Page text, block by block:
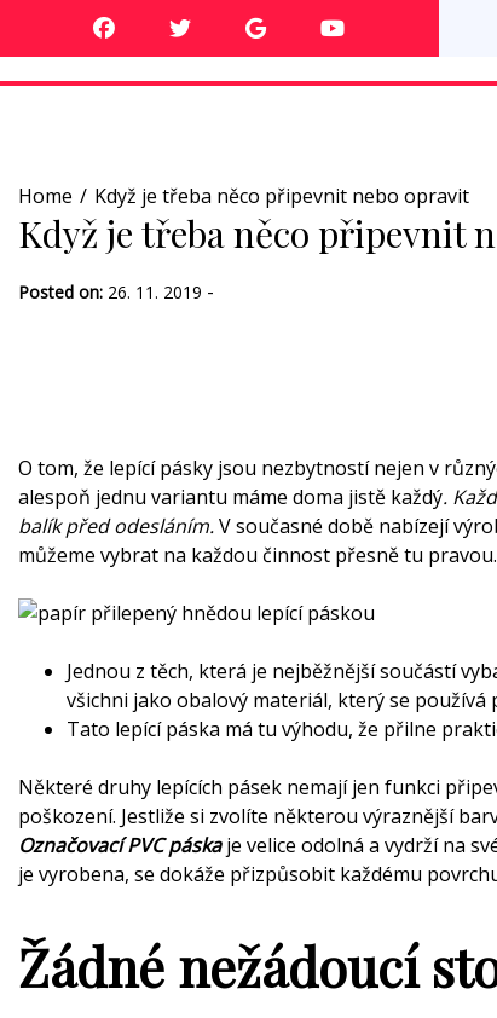
Home Když je třeba něco připevnit nebo opravit
Když je třeba něco připevnit
Posted on: 26. 11. 2019 -
O tom, že lepící pásky jsou nezbytností nejen v
alespoň jednu variantu máme doma jistě každý.
balík před odesláním.V současné době nabízejí
můžeme vybrat na každou činnost přesně tu pravou.
Jednou z těch, která je nejběžnější součástí
všichni jako obalový materiál, který se
Tato lepící páska má tu výhodu, že přilne
Některé druhy lepících pásek nemají jen funkci
poškození. Jestliže si zvolíte některou výraznější
Označovací PVC páskaje velice odolná a vydrží na
je vyrobena, se dokáže přizpůsobit každému
Žádné nežádoucí